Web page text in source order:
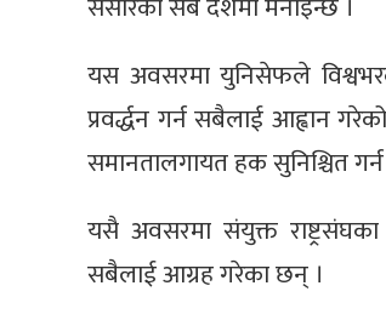
यस अवसरमा युनिसेफले
प्रवर्द्धन गर्न सबैलाई आह्वान
समानतालगायत हक सुनिश्चित
यसै अवसरमा संयुक्त
सबैलाई आग्रह गरेका छन् ।